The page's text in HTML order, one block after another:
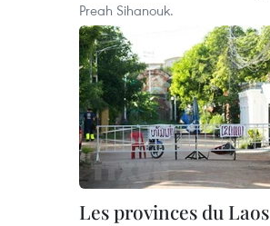
Preah Sihanouk.
Les provinces du Laos